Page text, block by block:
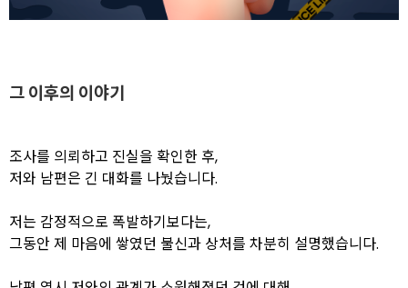
그 이후의 이야기
조사를 의뢰하고 진실을 확인한 후,
저와 남편은 긴 대화를 나눴습니다.
저는 감정적으로 폭발하기보다는,
그동안 제 마음에 쌓였던 불신과 상처를 차분히 설명했습니다.